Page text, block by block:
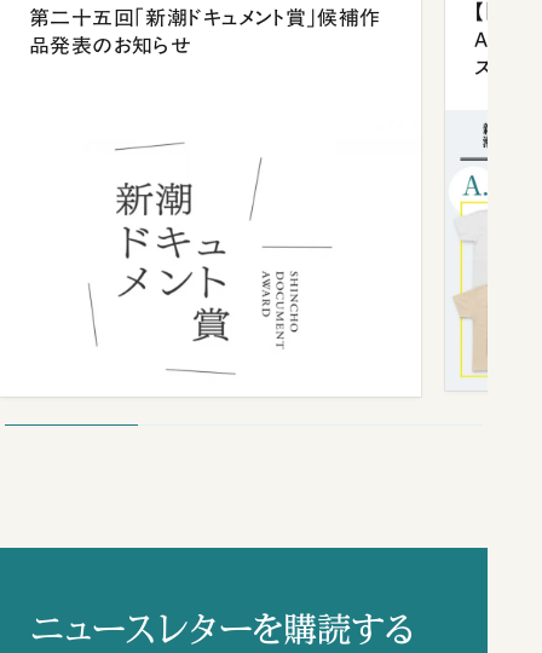
第二十五回「新潮ドキュメント賞」候補作
品発表のお知らせ
【「新
ズプレ
ニュースレターを購読する